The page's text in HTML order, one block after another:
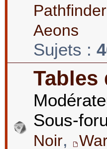
Aeons
Sujets :
Tables
Sous-
Noir,